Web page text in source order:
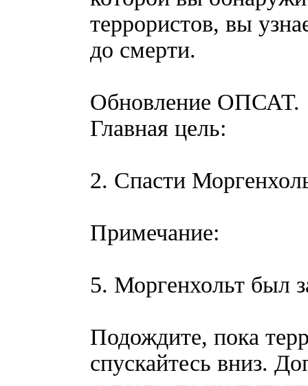
террористов, вы
до смерти.
Обновление ОПСАТ.
Главная цель:
2. Спасти
Примечание:
5. Моргенхольт был
Подождите, пока
спускайтесь вниз.